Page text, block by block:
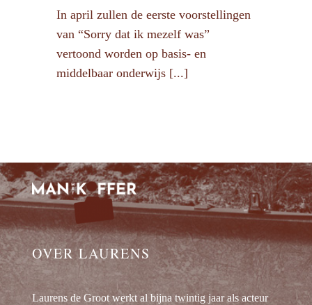
In april zullen de eerste voorstellingen
van “Sorry dat ik mezelf was”
vertoond worden op basis- en
middelbaar onderwijs [...]
OVER LAURENS
Laurens de Groot werkt al bijna twintig jaar als acteur